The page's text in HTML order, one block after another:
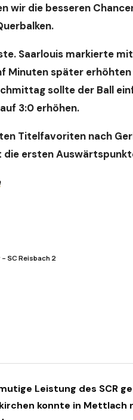
wir die besseren
Saarlouis markierte
Minuten später
sollte der Ball
3:0 erhöhen.
Titelfavoriten nach
ersten
SC Reisbach 2
Leistung des SCR
konnte in Mettlach